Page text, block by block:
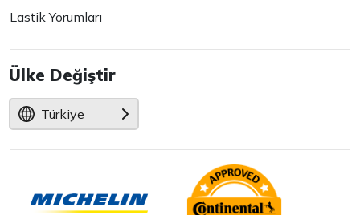
Lastik Yorumları
Ülke Değiştir
Türkiye